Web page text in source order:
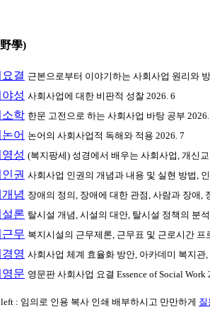
學)
결 근본으로부터 이야기하는 사회사업 원리와
성 사회사업에 대한 비판적 성찰 2026. 6
소학 한문 고전으로 하는 사회사업 바탕 공부 2026.
어 논어의 사회사업적 독해와 적용 2026. 7
성 (복지팡세) 성경에서 배우는 사회사업, 개신
권 사회사업 인권의 개념과 내용 및 실현 방법,
념 장애의 정의, 장애에 대한 관점, 사람과 장애,
론 탈시설 개념, 시설의 대안, 탈시설 정책의 분
무 복지시설의 근무제론, 근무표 및 근로시간 프
영 사회사업 체계 효율화 방안, 아카데미 복지관,
문 영문판 사회사업 요결 Essence of Social Work
: 임의로 인용 복사 인쇄 배부하시고 만만하게 질